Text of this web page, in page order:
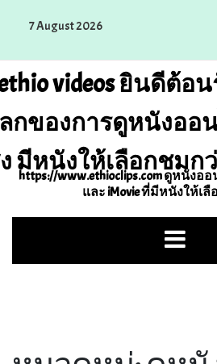
7 August 2026
videos ยินดีต้อ
กของการดูหนังอ
มีหนังให้เลือกชมก
https://www.ethioclips.com ดูหนังอ
และ iMovie ที่มีหนังให้เ